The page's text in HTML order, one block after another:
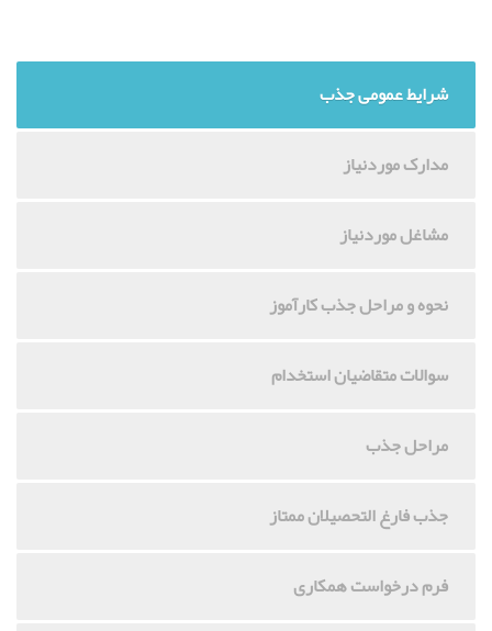
شرایط عمومی جذب
مدارک موردنیاز
مشاغل موردنیاز
نحوه و مراحل جذب کارآموز
سوالات متقاضیان استخدام
مراحل جذب
جذب فارغ التحصیلان ممتاز
فرم درخواست همکاری